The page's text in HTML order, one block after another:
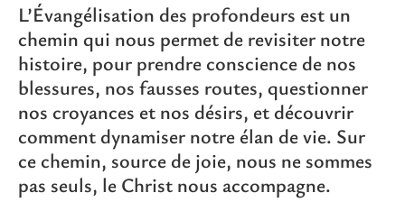
L’Évangélisation des profondeurs est un
chemin qui nous permet de revisiter notre
histoire, pour prendre conscience de nos
blessures, nos fausses routes, questionner
nos croyances et nos désirs, et découvrir
comment dynamiser notre élan de vie. Sur
ce chemin, source de joie, nous ne sommes
pas seuls, le Christ nous accompagne.